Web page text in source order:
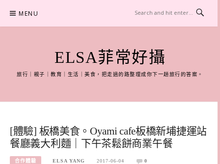
content
MENU
ELSA菲常好攝
旅行｜親子｜教育｜生活｜美食，把走過的路整理成你下一趟旅行的答案。
[體驗] 板橋美食。Oyami cafe板橋新埔捷運站
餐廳義大利麵｜下午茶鬆餅商業午餐
合作體驗 ELSA YANG 2017-06-04 0